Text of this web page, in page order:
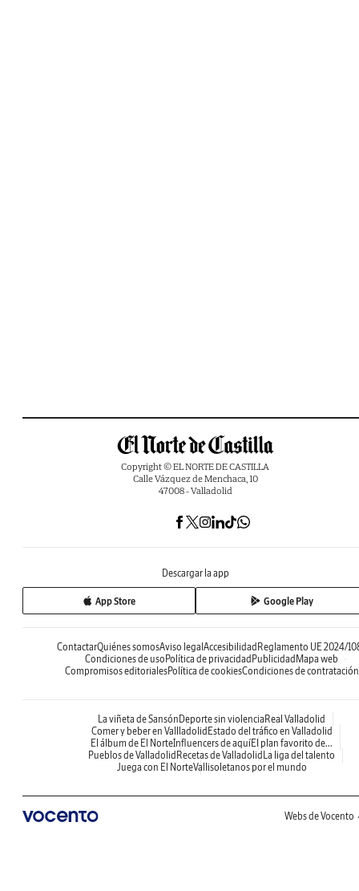
Copyright © EL NORTE DE CASTILLA
Calle Vázquez de Menchaca, 10
47008 - Valladolid
Descargar la app
App Store Google Play
ContactarQuiénes somosAviso legal Accesibilidad Reglamento UE 2024/
Condiciones de uso Política de privacidad Publicidad Mapa web
Compromisos editorialesPolítica de cookiesCondiciones de contratación
La viñeta de Sansón Deporte sin violencia Real Valladolid
Comer y beber en Vallladolid Estado del tráfico en Valladolid
El álbum de El NorteInfluencers de aquíEl plan favorito de...
Pueblos de Valladolid Recetas de Valladolid La liga del talento
Juega con El NorteVallisoletanos por el mundo
Webs de Vocento